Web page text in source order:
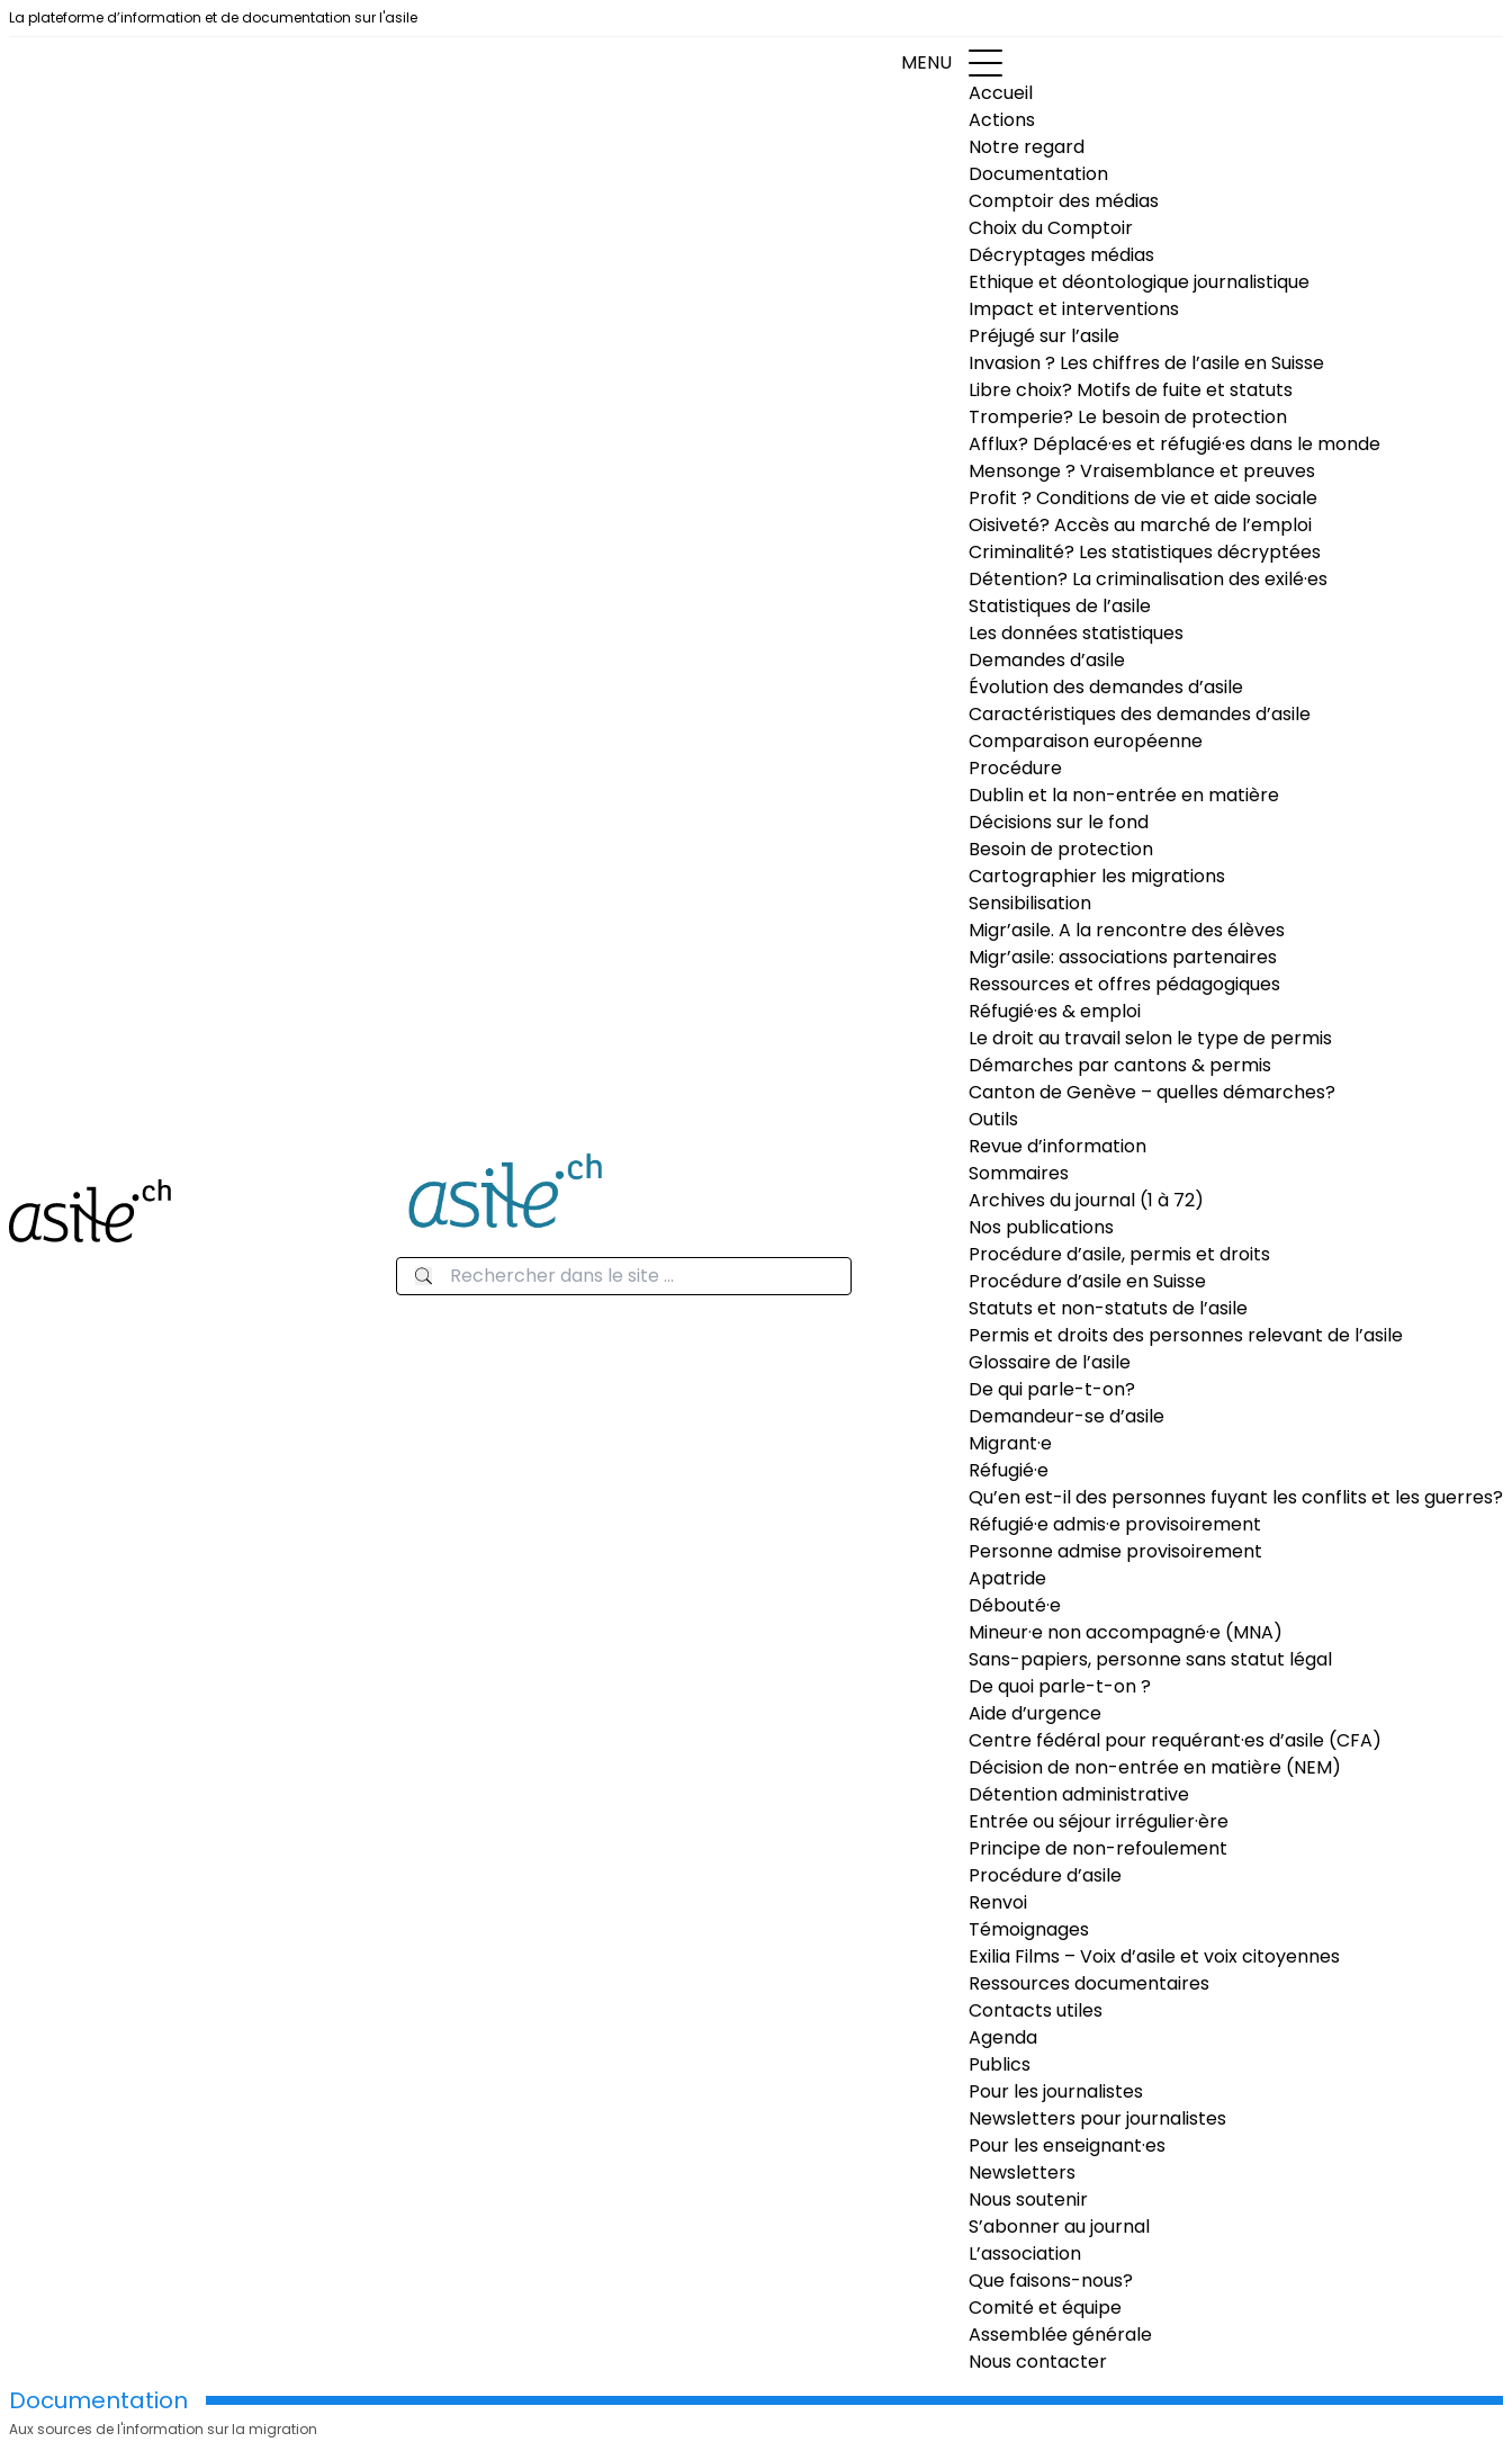
Aller au contenu
La plateforme d’information et de documentation sur l'asile
MENU
Accueil
Actions
Notre regard
Documentation
Comptoir des médias
Choix du Comptoir
Décryptages médias
Ethique et déontologique journalistique
Impact et interventions
Préjugé sur l’asile
Invasion ? Les chiffres de l’asile en Suisse
Libre choix? Motifs de fuite et statuts
Tromperie? Le besoin de protection
Afflux? Déplacé·es et réfugié·es dans le monde
Mensonge ? Vraisemblance et preuves
Profit ? Conditions de vie et aide sociale
Oisiveté? Accès au marché de l’emploi
Criminalité? Les statistiques décryptées
Détention? La criminalisation des exilé·es
Statistiques de l’asile
Les données statistiques
Demandes d’asile
Évolution des demandes d’asile
Caractéristiques des demandes d’asile
Comparaison européenne
Procédure
Dublin et la non-entrée en matière
Décisions sur le fond
Besoin de protection
Cartographier les migrations
Sensibilisation
Migr’asile. A la rencontre des élèves
Migr’asile: associations partenaires
Ressources et offres pédagogiques
Réfugié·es & emploi
Le droit au travail selon le type de permis
Démarches par cantons & permis
Canton de Genève – quelles démarches?
Outils
Revue d’information
Sommaires
Archives du journal (1 à 72)
Nos publications
Procédure d’asile, permis et droits
Procédure d’asile en Suisse
Statuts et non-statuts de l’asile
Permis et droits des personnes relevant de l’asile
Glossaire de l’asile
De qui parle-t-on?
Demandeur-se d’asile
Migrant·e
Réfugié·e
Qu’en est-il des personnes fuyant les conflits et les guerres?
Réfugié·e admis·e provisoirement
Personne admise provisoirement
Apatride
Débouté·e
Mineur·e non accompagné·e (MNA)
Sans-papiers, personne sans statut légal
De quoi parle-t-on ?
Aide d’urgence
Centre fédéral pour requérant·es d’asile (CFA)
Décision de non-entrée en matière (NEM)
Détention administrative
Entrée ou séjour irrégulier·ère
Principe de non-refoulement
Procédure d’asile
Renvoi
Témoignages
Exilia Films – Voix d’asile et voix citoyennes
Ressources documentaires
Contacts utiles
Agenda
Publics
Pour les journalistes
Newsletters pour journalistes
Pour les enseignant·es
Newsletters
Nous soutenir
S’abonner au journal
L’association
Que faisons-nous?
Comité et équipe
Assemblée générale
Nous contacter
Documentation
Aux sources de l'information sur la migration